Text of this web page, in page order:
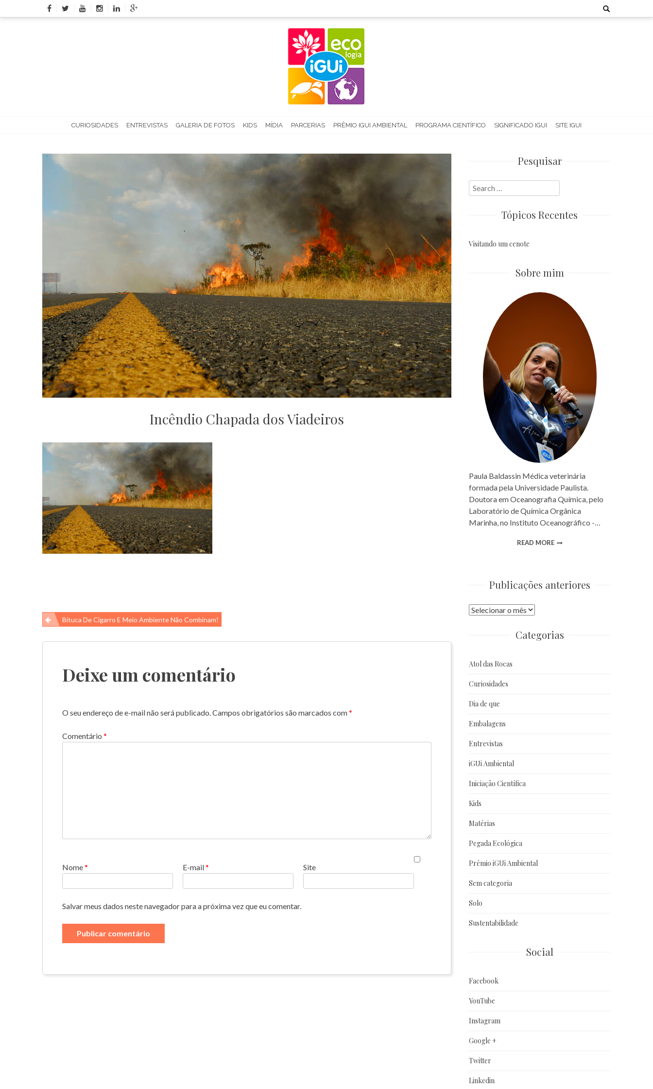
to
Search
for:
CURIOSIDADES ENTREVISTAS GALERIA DE FOTOS KIDS MÍDIA PARCERIAS PRÊMIO IGUI AMBIENTAL PROGRAMA CIENTÍFICO SIGNIFICADO IGUI SITE IGUI
Incêndio Chapada dos Viadeiros
Navegação
de
Bituca De Cigarro E Meio Ambiente Não Combinam!
Deixe um comentário
O seu endereço de e-mail não será publicado.Campos obrigatórios são marcados com*
Comentário *
Nome* E-mail* Site
Salvar meus dados neste navegador para a próxima vez que eu comentar.
Pesquisar
Search
for:
Tópicos Recentes
Visitando um cenote
Sobre mim
Paula Baldassin Médica veterinária
formada pela Universidade Paulista.
Doutora em Oceanografia Química, pelo
Laboratório de Química Orgânica
Marinha, no Instituto Oceanográfico -…
READ MORE
Publicações anteriores
Publicações
Categorias
Atol das Rocas
Curiosidades
Dia de que
Embalagens
Entrevistas
iGUi Ambiental
Iniciação Científica
Kids
Matérias
Pegada Ecológica
Prêmio iGUi Ambiental
Sem categoria
Solo
Sustentabilidade
Social
Facebook
YouTube
Instagram
Google +
Twitter
Linkedin